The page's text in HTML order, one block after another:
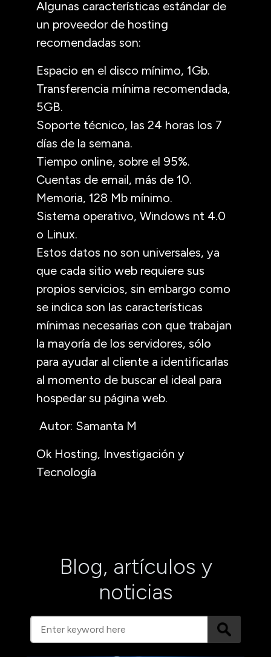
Algunas características estándar de
un proveedor de hosting
recomendadas son:
Espacio en el disco mínimo, 1Gb.
Transferencia mínima recomendada,
5GB.
Soporte técnico, las 24 horas los 7
días de la semana.
Tiempo online, sobre el 95%.
Cuentas de email, más de 10.
Memoria, 128 Mb mínimo.
Sistema operativo, Windows nt 4.0
o Linux.
Estos datos no son universales, ya
que cada sitio web requiere sus
propios servicios, sin embargo como
se indica son las características
mínimas necesarias con que trabajan
la mayoría de los servidores, sólo
para ayudar al cliente a identificarlas
al momento de buscar el ideal para
hospedar su página web.
Autor: Samanta M
Ok Hosting, Investigación y
Tecnología
Blog, artículos y
noticias